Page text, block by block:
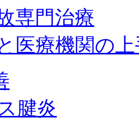
専門治療
医療機関の
腱炎